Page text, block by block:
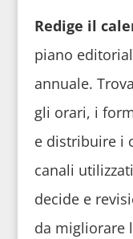
Redige il
piano
annuale.
gli orari, i
e distribuire i
canali
decide e
da migliorare